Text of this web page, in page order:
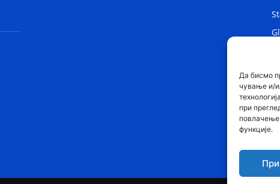
Да бисмо
чување и/
при
повлачење
функције.